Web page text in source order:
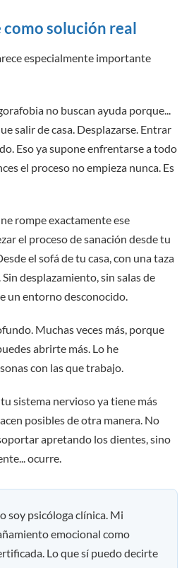
solución real
especialmente importante
no buscan ayuda porque...
salir de casa. Desplazarse. Entrar
Eso ya supone enfrentarse a todo
el proceso no empieza nunca. Es
rompe exactamente ese
el proceso de sanación desde tu
el sofá de tu casa, con una taza
desplazamiento, sin salas de
un entorno desconocido.
Muchas veces más, porque
abrirte más. Lo he
con las que trabajo.
sistema nervioso ya tiene más
posibles de otra manera. No
apretando los dientes, sino
ocurre.
soy psicóloga clínica. Mi
emocional como
Lo que sí puedo decirte